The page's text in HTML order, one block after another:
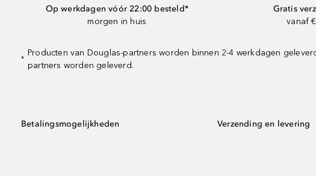
Op werkdagen vóór 22:00 besteld*
morgen in huis
Gratis
vanaf
*
Producten van Douglas-partners worden binnen 2-4 werkdagen
partners worden geleverd.
Betalingsmogelijkheden Verzending en levering